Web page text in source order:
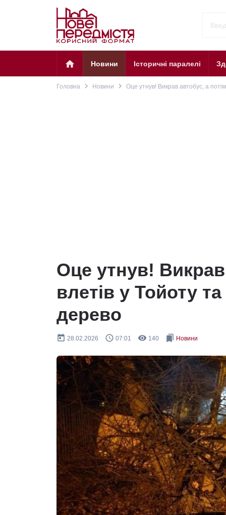
home Новини Історичні паралелі
Головна navigate_next Новини navigate_next Оце утнув! Викрав автобус, а
Оце утнув!
влетів у Тойоту
дерево
today 28.02.2026 query_builder 07:01 remove_red_eye 140 bookmarks Новини